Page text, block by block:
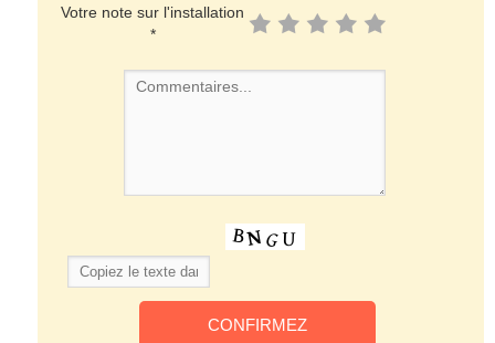
Votre note sur l'installation
*